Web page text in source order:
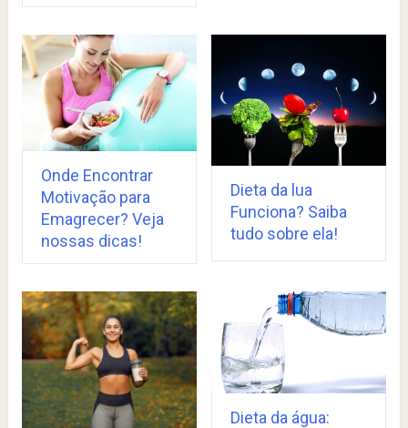
Onde Encontrar
Motivação para
Emagrecer? Veja
nossas dicas!
Dieta da lua
Funciona? Saiba
tudo sobre ela!
Dieta da água: